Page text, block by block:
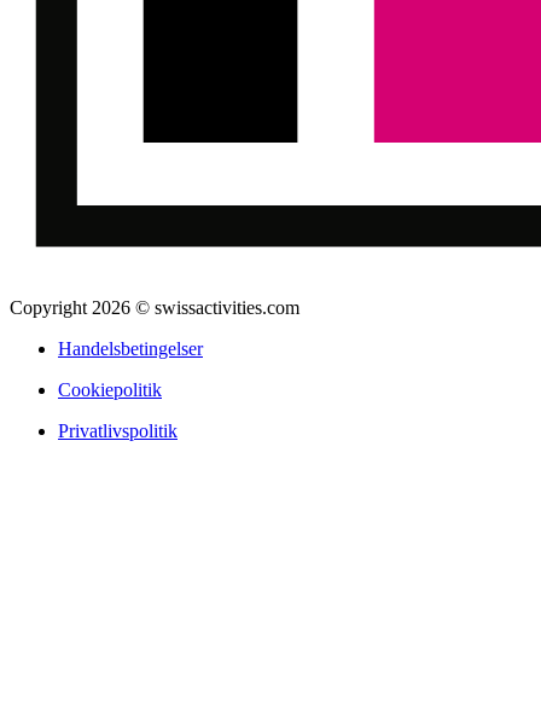
Copyright 2026 © swissactivities.com
Handelsbetingelser
Cookiepolitik
Privatlivspolitik